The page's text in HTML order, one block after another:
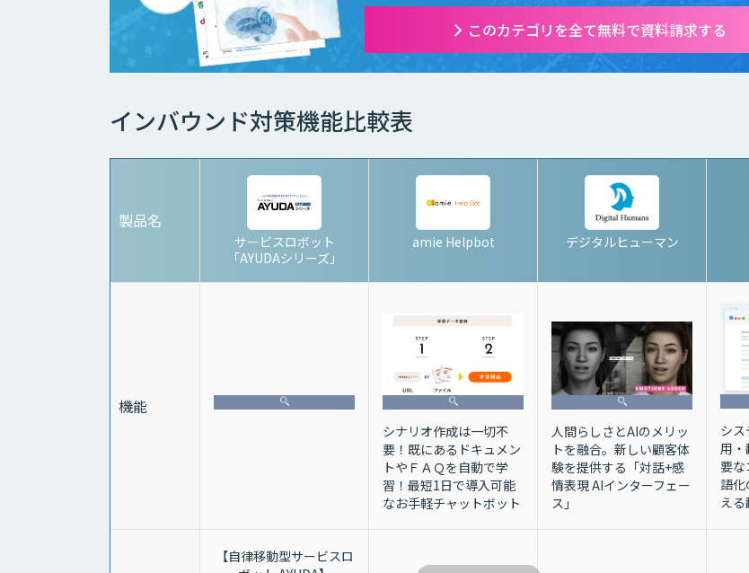
このカテゴリを全て無料で資料請求する
インバウンド対策機能比較表
製品名
サービスロボット
「AYUDAシリーズ」
amie Helpbot デジタルヒューマン
機能
シナリオ作成は一切不
要！既にあるドキュメン
トやＦＡＱを自動で学
習！最短1日で導入可能
なお手軽チャットボット
人間らしさとAIのメリッ
トを融合。新しい顧客体
験を提供する「対話+感
情表現 AIインターフェー
ス」
シス
用・
要な
語化
える
【自律移動型サービスロ